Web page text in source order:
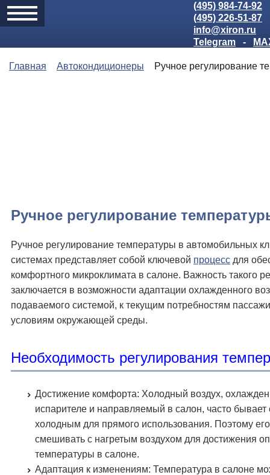
(495) 984-74-92
(495) 226-51-87
info@xiron.ru
Telegram
-
Главная Автокондиционеры Ручное регулирование
Ручное регулирование
Ручное регулирование температуры в автомобильных
системах представляет собой ключевой процесс для
комфортного микроклимата в салоне. Важность такого
заключается в возможности адаптации охлажденного
подаваемого системой, к текущим потребностям
условиям окружающей среды.
Необходимость регулирования
Достижение комфорта: Холодный воздух,
испарителе и направляемый в салон, часто
холодным для прямого использования. Поэтому
смешивать с нагретым воздухом для достижения
температуры в салоне.
Адаптация к изменениям: Температура в салоне